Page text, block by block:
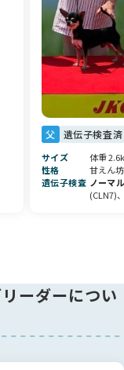
父 遺伝子検査済
サイズ
体重
性格
甘えん
遺伝子検査 ノーマ
(CLN7)
ーダーについ